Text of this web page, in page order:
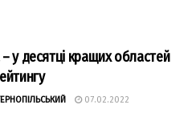
у десятці кращих областей
07.02.2022